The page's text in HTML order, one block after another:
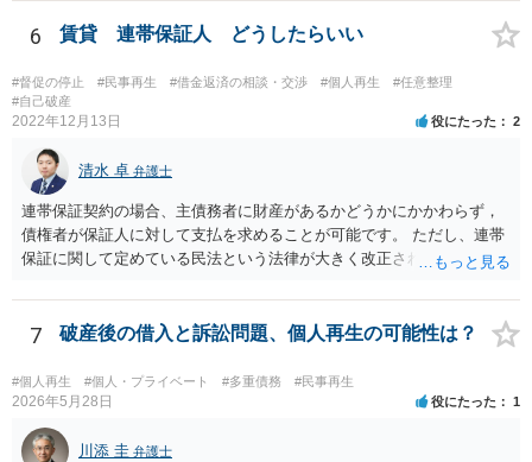
あるのかといった個別事案の問題については、詳しい情報がないため
回答できません。最も事情をよく知っているのは申立代理人だと思い
う。
6 賃貸 連帯保証人 どうしたらいい
#督促の停止 #民事再生 #借金返済の相談・交渉 #個人再生
#任意整理
#自己破産
2022年12月13日 役にたった 2
清水 卓 弁護士
連帯保証契約の場合、主債務者に財産があるかどうかにかかわらず，
債権者が保証人に対して支払を求めることが可能です。 ただし、連帯
保証に関して定めている民法という法律が大きく改正され、2020年4月
たが連帯保証人になった時期は、この民法改正後の可能性がありま
す。 そのため、連帯保証人になった際に締結した（署名や捺印をし
まいの地域の弁護士に直接相談し、適切なアドバイスを受けてみるこ
とをご検討下さい（改正民法が適用される事案の場合、参考のパンフ
レットに記載されているように、極度額（上限額）の定めのない個人
の根保証契約にあたり、無効となる可能性もあります）。 なお、手
7 破産後の借入と訴訟問題、個人再生の可能性は？
#個人再生 #個人・プライベート #多重債務 #民事再生
2026年5月28日 役にたった 1
川添 圭 弁護士